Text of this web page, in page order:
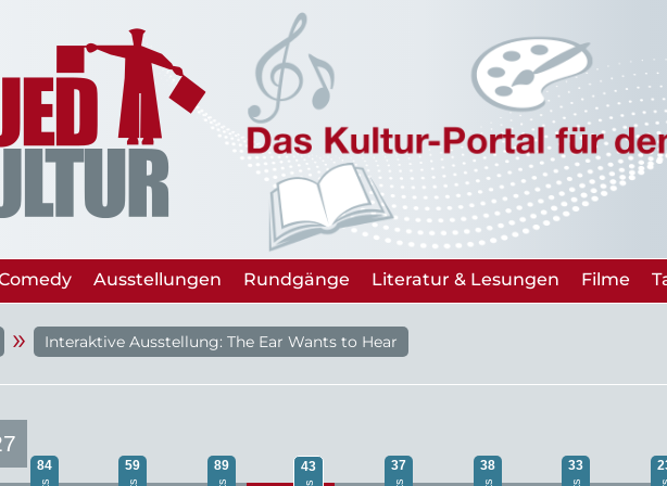
Ausstellungen Rundgänge Literatur & Lesungen Filme
» Interaktive Ausstellung: The Ear Wants to Hear
84 59 89 43 37 38 33